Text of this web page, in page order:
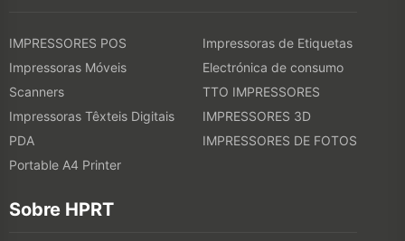
IMPRESSORES POS
Impressoras de Etiquetas
Impressoras Móveis
Electrónica de consumo
Scanners
TTO IMPRESSORES
Impressoras Têxteis Digitais
IMPRESSORES 3D
PDA
IMPRESSORES DE FOTOS
Portable A4 Printer
Sobre HPRT